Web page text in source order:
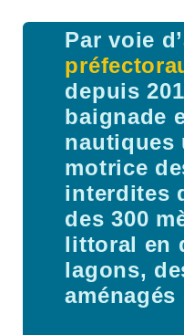
Par voie d’
depuis
baignade
nautiques
motrice
interdites
des 300
littoral en
lagons,
aménagés